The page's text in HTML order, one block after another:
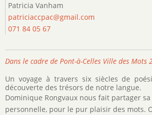
Patricia Vanham
patriciaccpac@gmail.com
071 84 05 67
Dans le cadre de Pont-à-Celles Ville des Mots
Un voyage à travers six siècles de
découverte des trésors de notre langue.
Dominique Rongvaux nous fait partager
personnelle, pour le pur plaisir des mots.